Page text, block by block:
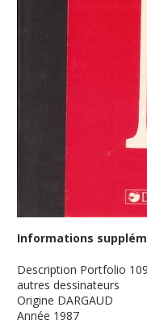
Informations
Description Portfolio
autres dessinateurs
Origine DARGAUD
Année 1987